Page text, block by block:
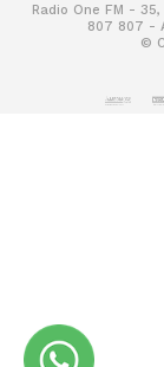
Radio One FM -
807 807 -
©